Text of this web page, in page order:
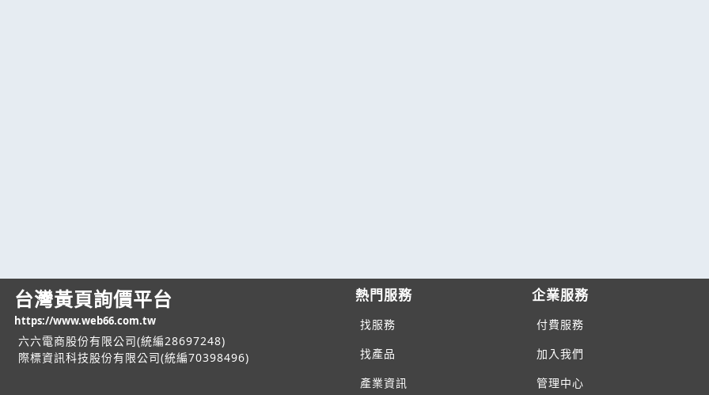
台灣黃頁詢價平台
https://www.web66.com.tw
六六電商股份有限公司(統編28697248)
際標資訊科技股份有限公司(統編70398496)
熱門服務
找服務
找產品
產業資訊
企業服務
付費服務
加入我們
管理中心